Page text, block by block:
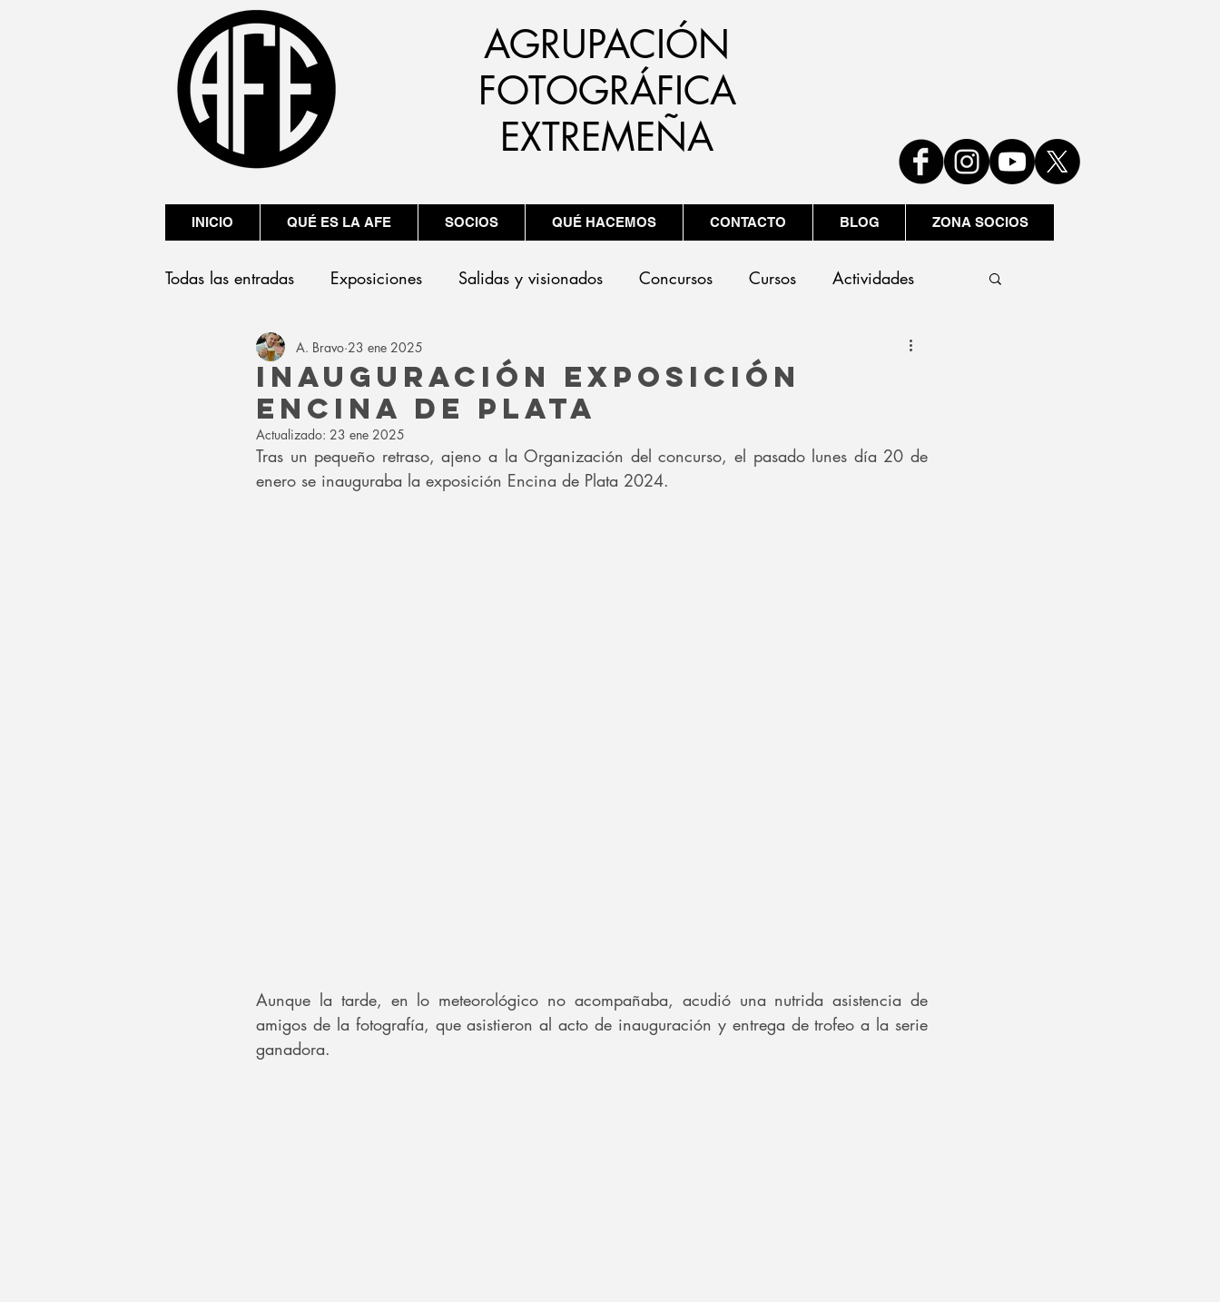
AGRUPACIÓN
FOTOGRÁFICA
EXTREMEÑA
Todas las entradas Exposiciones Salidas y visionados Concursos Cursos Actividades
Presentaciones
Inauguración Exposición
encina de plata
A. Bravo 23 ene 2025
Actualizado: 23 ene 2025
Tras un pequeño retraso, ajeno a la Organización del concurso, el pasado lunes día 20 de
enero se inauguraba la exposición Encina de Plata 2024.
Aunque la tarde, en lo meteorológico no acompañaba, acudió una nutrida asistencia de
amigos de la fotografía, que asistieron al acto de inauguración y entrega de trofeo a la serie
ganadora.
INICIO QUÉ ES LA AFE SOCIOS QUÉ HACEMOS CONTACTO BLOG ZONA SOCIOS